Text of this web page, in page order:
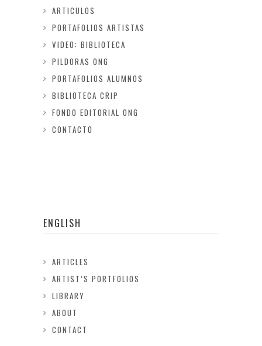
ARTICULOS
PORTAFOLIOS ARTISTAS
VIDEO: BIBLIOTECA
PILDORAS ONG
PORTAFOLIOS ALUMNOS
BIBLIOTECA CRIP
FONDO EDITORIAL ONG
CONTACTO
ENGLISH
ARTICLES
ARTIST’S PORTFOLIOS
LIBRARY
ABOUT
CONTACT